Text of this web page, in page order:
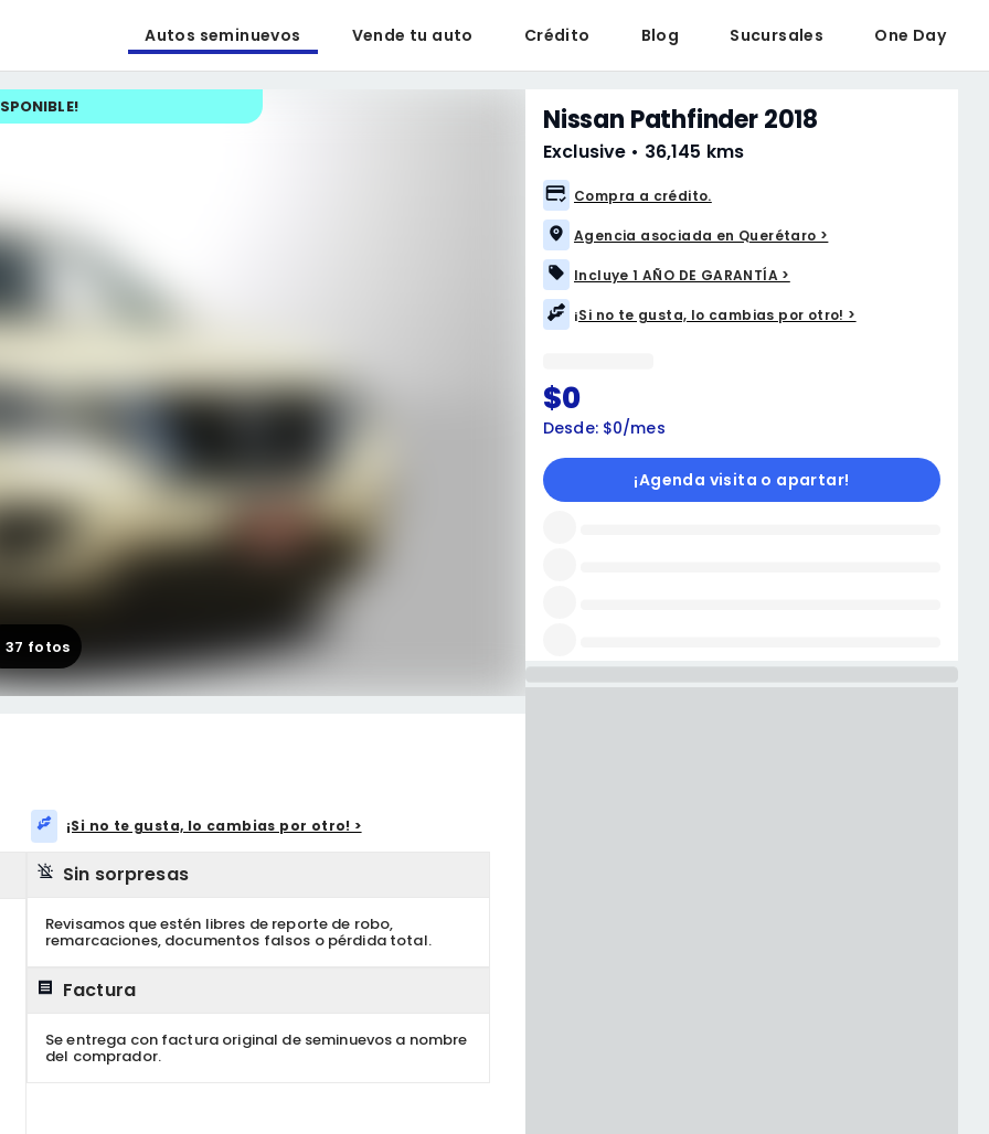
Autos seminuevos Vende tu auto Crédito Blog Sucursales One Day
!
37 fotos
¡Si no te gusta, lo cambias por otro! >
Sin sorpresas
Revisamos que estén libres de reporte de robo,
remarcaciones, documentos falsos o pérdida total.
Factura
Se entrega con factura original de seminuevos a nombre
del comprador.
Nissan Pathfinder 2018
Exclusive • 36,145 kms
Compra a crédito.
Agencia asociada en Querétaro >
Incluye 1 AÑO DE GARANTÍA >
¡Si no te gusta, lo cambias por otro! >
$0
Desde: $0/mes
¡Agenda visita o apartar!